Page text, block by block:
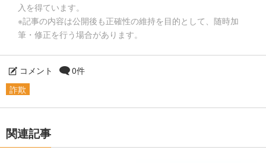
入を得ています。
※記事の内容は公開後も正確性の維持を目的として、随時加
筆・修正を行う場合があります。
コメント
0件
詐欺
関連記事